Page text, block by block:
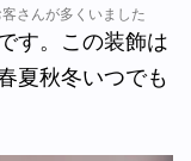
さんが多くいました
す。この装飾は
夏秋冬いつでも